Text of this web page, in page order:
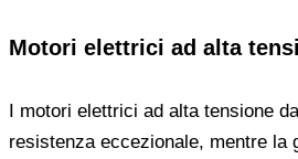
Motori elettrici ad alta
I motori elettrici ad alta tensione
resistenza eccezionale, mentre la